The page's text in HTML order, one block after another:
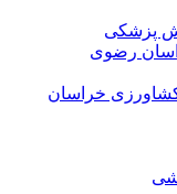
پزشکی
رضوی
کشاورزی خراسان